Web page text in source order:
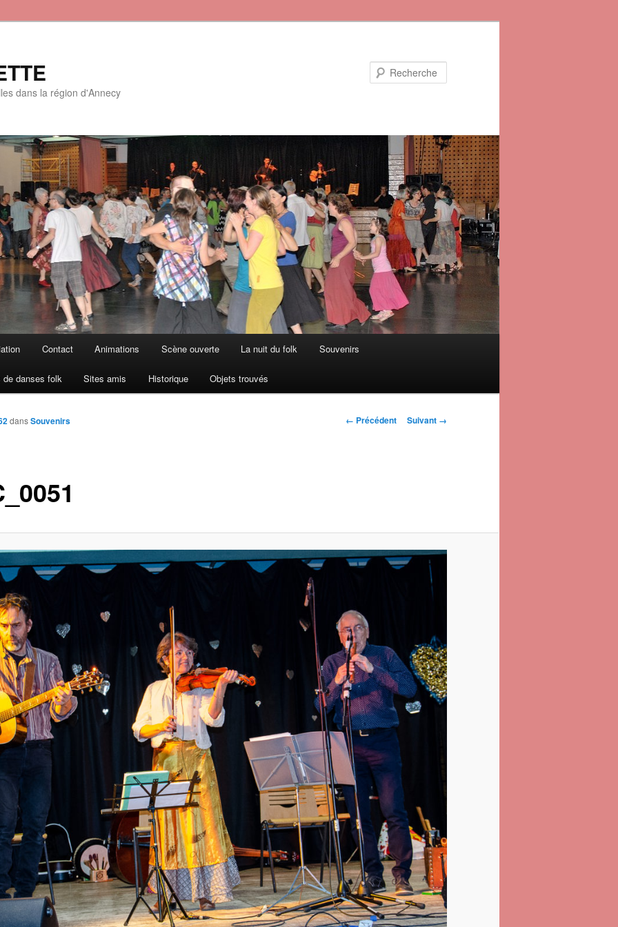
dans la région d'Annecy
Contact Animations Scène ouverte La nuit du folk Souvenirs
de danses folk Sites amis Historique Objets trouvés
Navigation des
← Précédent Suivant →
dansSouvenirs